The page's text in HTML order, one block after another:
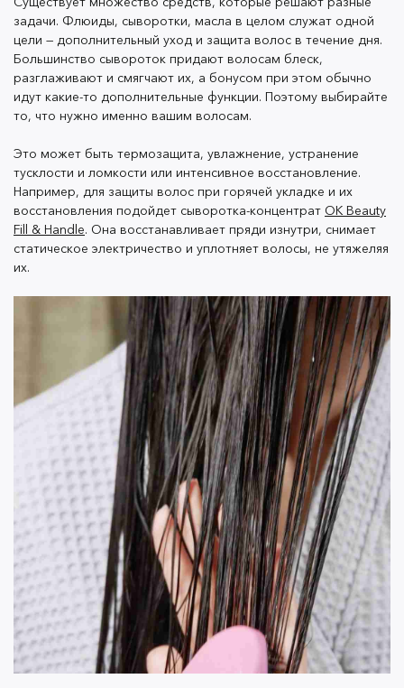
повредить стержень волоса. Когда волосы высыхают
сами по себе, влага долгое время распирает
кутикулу, из-за чего она разбухает и становится
неоднородной.
Поэтому лучше всего сушить волосы феном, но с
термозащитой. И сушите пряди только холодным
воздухом, чтобы предотвратить их повреждение.
Направляйте потоки воздуха по росту волос, то есть
от корней к кончикам.
Мы рассказали вам про все этапы комплексного
домашнего ухода за волосами. Если следовать им и
не забывать пользоваться всеми перечисленными
средствами, то очень скоро можно заметить
приятные изменения в качестве волос. Упругие и
шелковистые пряди можно получить не только в
салоне, но и с помощью простого регулярного
домашнего ухода.
А все средства, которые помогут в уходе за
волосами, можно найти внашем каталоге.
► ПОДПИСАТЬСЯ ◄
задачи. Флюиды, сыворотки, масла в целом служат одной
цели — дополнительный уход и защита волос в течение дня.
Большинство сывороток придают волосам блеск,
разглаживают и смягчают их, а бонусом при этом обычно
идут какие-то дополнительные функции. Поэтому выбирайте
то, что нужно именно вашим волосам.
Это может быть термозащита, увлажнение, устранение
тусклости и ломкости или интенсивное восстановление.
Например, для защиты волос при горячей укладке и их
восстановления подойдет сыворотка-концентрат OK Beauty
Fill & Handle. Она восстанавливает пряди изнутри, снимает
статическое электричество и уплотняет волосы, не утяжеляя
их.